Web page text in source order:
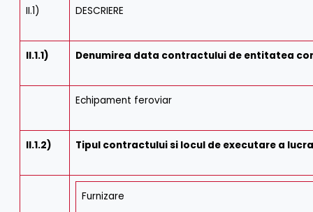
II.1) DESCRIERE
II.1.1) Denumirea data contractului de entitatea
Echipament feroviar
II.1.2) Tipul contractului si locul de executare a
Furnizare